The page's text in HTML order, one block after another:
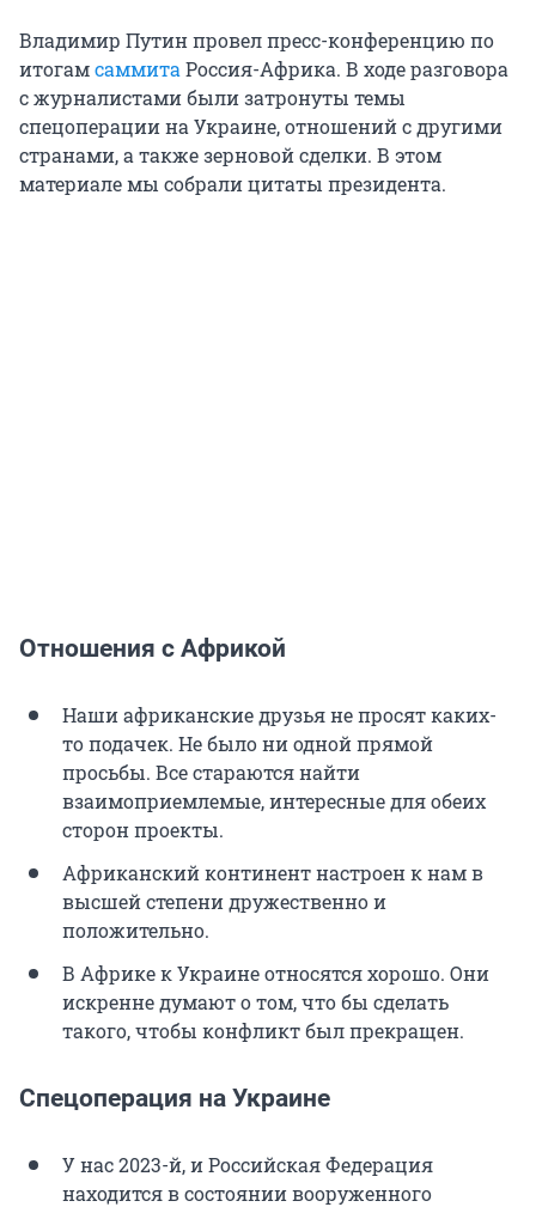
Владимир Путин провел пресс-конференцию по
итогамсаммита Россия-Африка. В ходе разговора
с журналистами были затронуты темы
спецоперации на Украине, отношений с другими
странами, а также зерновой сделки. В этом
материале мы собрали цитаты президента.
Отношения с Африкой
Наши африканские друзья не просят каких-
то подачек. Не было ни одной прямой
просьбы. Все стараются найти
взаимоприемлемые, интересные для обеих
сторон проекты.
Африканский континент настроен к нам в
высшей степени дружественно и
положительно.
В Африке к Украине относятся хорошо. Они
искренне думают о том, что бы сделать
такого, чтобы конфликт был прекращен.
Спецоперация на Украине
У нас 2023-й, и Российская Федерация
находится в состоянии вооруженного